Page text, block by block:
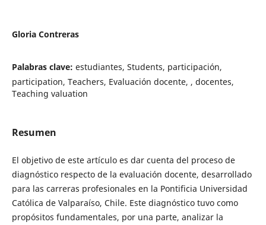
Gloria Contreras
Palabras clave: estudiantes, Students, participación,
participation, Teachers, Evaluación docente, , docentes,
Teaching valuation
Resumen
El objetivo de este artículo es dar cuenta del proceso de
diagnóstico respecto de la evaluación docente, desarrollado
para las carreras profesionales en la Pontificia Universidad
Católica de Valparaíso, Chile. Este diagnóstico tuvo como
propósitos fundamentales, por una parte, analizar la